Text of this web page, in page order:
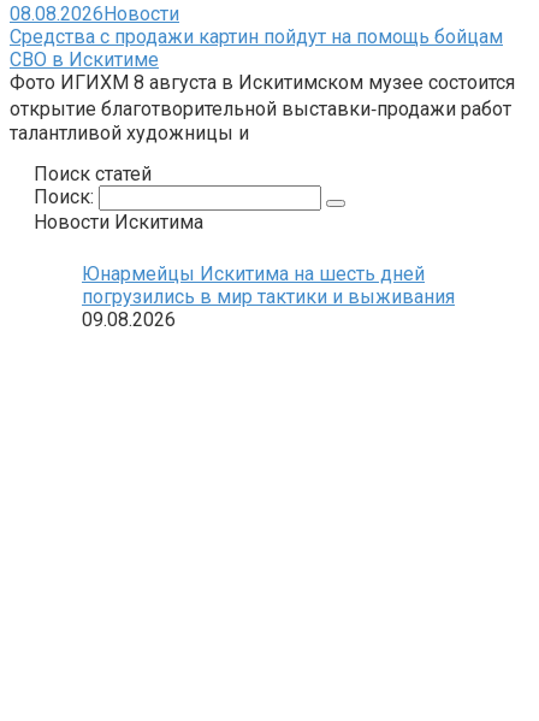
08.08.2026Новости
Средства с продажи картин пойдут на помощь бойцам
СВО в Искитиме
Фото ИГИХМ 8 августа в Искитимском музее состоится
открытие благотворительной выставки‑продажи работ
талантливой художницы и
Поиск статей
Поиск:
Новости Искитима
Юнармейцы Искитима на шесть дней
погрузились в мир тактики и выживания
09.08.2026